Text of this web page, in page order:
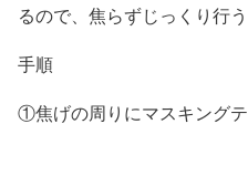
るので、焦らずじっくり行う
手順
①焦げの周りにマスキングテ